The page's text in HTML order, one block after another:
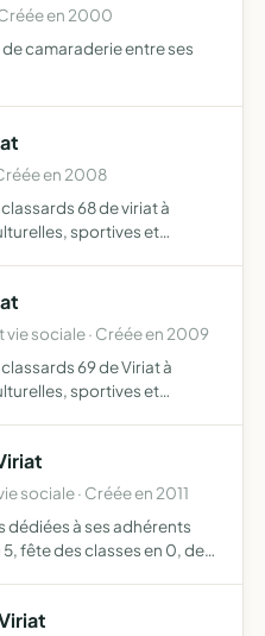
en 2000
camaraderie entre ses
en 2008
68 de viriat à
sportives et
sociale · Créée en 2009
69 de Viriat à
sportives et
sociale · Créée en 2011
à ses adhérents
fête des classes en 0, des